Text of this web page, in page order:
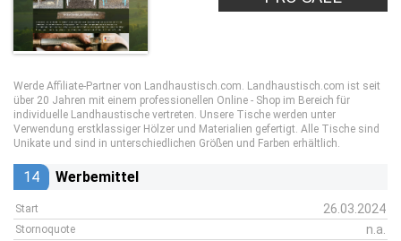
Werde Affiliate-Partner von Landhaustisch.com. Landhaustisch.com ist seit
über 20 Jahren mit einem professionellen Online - Shop im Bereich für
individuelle Landhaustische vertreten. Unsere Tische werden unter
Verwendung erstklassiger Hölzer und Materialien gefertigt. Alle Tische sind
Unikate und sind in unterschiedlichen Größen und Farben erhältlich.
14 Werbemittel
Start 26.03.2024
Stornoquote n.a.